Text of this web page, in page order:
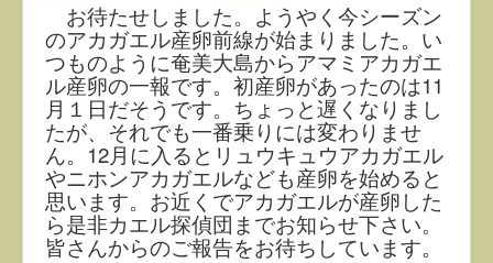
お待たせしました。ようやく今シーズン
のアカガエル産卵前線が始まりました。い
つものように奄美大島からアマミアカガエ
ル産卵の一報です。初産卵があったのは11
月１日だそうです。ちょっと遅くなりまし
たが、それでも一番乗りには変わりませ
ん。12月に入るとリュウキュウアカガエル
やニホンアカガエルなども産卵を始めると
思います。お近くでアカガエルが産卵した
ら是非カエル探偵団までお知らせ下さい。
皆さんからのご報告をお待ちしています。